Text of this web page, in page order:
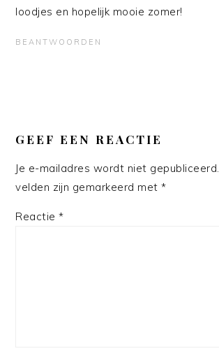
loodjes en hopelijk mooie zomer!
BEANTWOORDEN
GEEF EEN REACTIE
Je e-mailadres wordt niet gepubliceerd.
velden zijn gemarkeerd met*
Reactie*